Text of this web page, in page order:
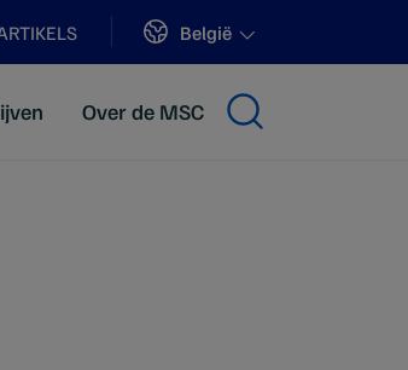
Sites
België
Over de MSC